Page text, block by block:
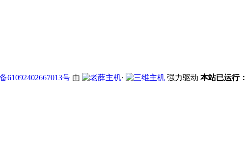
61092402667013号 由 · 强力驱动 本站已运行